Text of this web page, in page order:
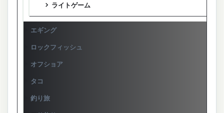
ライトゲーム
エギング
ロックフィッシュ
オフショア
タコ
釣り旅